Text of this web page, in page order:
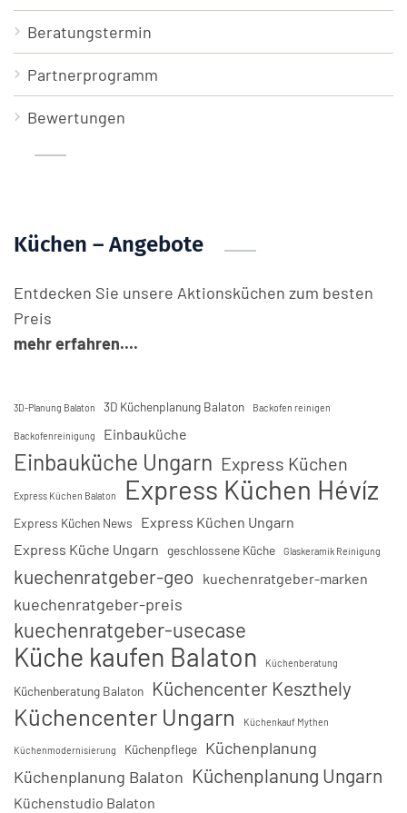
Beratungstermin
Partnerprogramm
Bewertungen
Küchen – Angebote
Entdecken Sie unsere Aktionsküchen zum besten
Preis
mehr erfahren....
3D-Planung Balaton 3D Küchenplanung Balaton Backofen reinigen
Backofenreinigung Einbauküche
Einbauküche Ungarn Express Küchen
Express Küchen Balaton Express Küchen Hévíz
Express Küchen News
Express Küchen Ungarn
Express Küche Ungarn geschlossene Küche Glaskeramik Reinigung
kuechenratgeber-geo kuechenratgeber-marken
kuechenratgeber-preis
kuechenratgeber-usecase
Küche kaufen Balaton Küchenberatung
Küchenberatung Balaton Küchencenter Keszthely
Küchencenter Ungarn Küchenkauf Mythen
Küchenmodernisierung Küchenpflege Küchenplanung
Küchenplanung Balaton Küchenplanung Ungarn
Küchenstudio Balaton